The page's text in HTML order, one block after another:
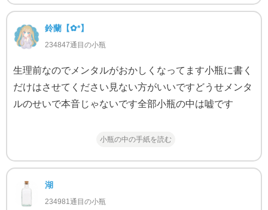
鈴蘭‬【✿*】
234847通目の小瓶
生理前なのでメンタルがおかしくなってます小瓶に書く
だけはさせてください見ない方がいいですどうせメンタ
ルのせいで本音じゃないです全部小瓶の中は嘘です
小瓶の中の手紙を読む
湖
234981通目の小瓶